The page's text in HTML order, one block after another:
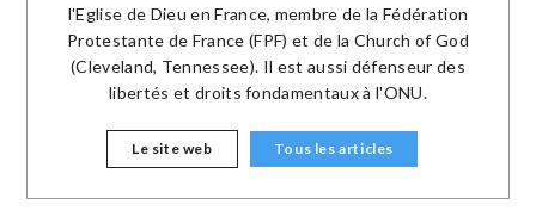
l'Eglise de Dieu en France, membre de la Fédération
Protestante de France (FPF) et de la Church of God
(Cleveland, Tennessee). Il est aussi défenseur des
libertés et droits fondamentaux à l'ONU.
Le site web Tous les articles